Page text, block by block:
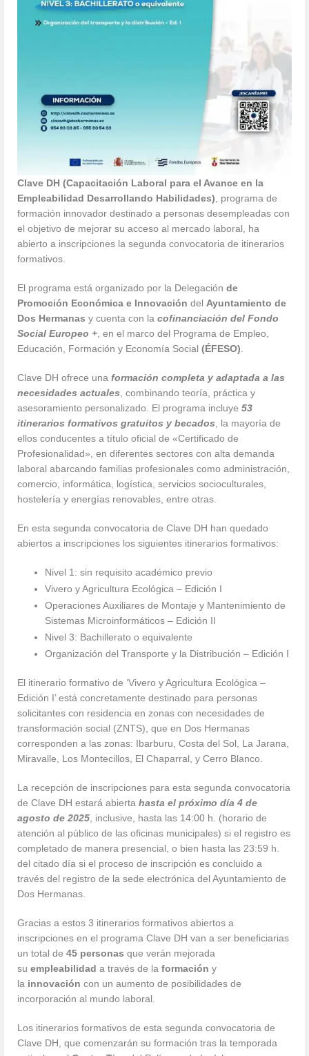
Clave DH (Capacitación Laboral para el Avance en la
Empleabilidad Desarrollando Habilidades) , programa de
formación innovador destinado a personas desempleadas con
el objetivo de mejorar su acceso al mercado laboral, ha
abierto a inscripciones la segunda convocatoria de itinerarios
formativos.
El programa está organizado por la Delegación de
Promoción Económica e Innovacióndel Ayuntamiento de
Dos Hermanas y cuenta con lacofinanciación del Fondo
Social Europeo + , en el marco del Programa de Empleo,
Educación, Formación y Economía Social(ÉFESO)
Clave DH ofrece unaformación completa y adaptada a las
necesidades actuales , combinando teoría, práctica y
asesoramiento personalizado. El programa incluye53
itinerarios formativos gratuitos y becados , la mayoría de
ellos conducentes a título oficial de «Certificado de
Profesionalidad», en diferentes sectores con alta demanda
laboral abarcando familias profesionales como administración,
comercio, informática, logística, servicios socioculturales,
hostelería y energías renovables, entre otras.
En esta segunda convocatoria de Clave DH han quedado
abiertos a inscripciones los siguientes itinerarios formativos:
Nivel 1: sin requisito académico previo
Vivero y Agricultura Ecológica – Edición I
Operaciones Auxiliares de Montaje y Mantenimiento de
Sistemas Microinformáticos – Edición II
Nivel 3: Bachillerato o equivalente
Organización del Transporte y la Distribución – Edición I
El itinerario formativo de ‘Vivero y Agricultura Ecológica –
Edición I’ está concretamente destinado para personas
solicitantes con residencia en zonas con necesidades de
transformación social (ZNTS), que en Dos Hermanas
corresponden a las zonas: Ibarburu, Costa del Sol, La Jarana,
Miravalle, Los Montecillos, El Chaparral, y Cerro Blanco.
La recepción de inscripciones para esta segunda convocatoria
de Clave DH estará abiertahasta el próximo día 4 de
agosto de 2025 , inclusive, hasta las 14:00 h. (horario de
atención al público de las oficinas municipales) si el registro es
completado de manera presencial, o bien hasta las 23:59 h.
del citado día si el proceso de inscripción es concluido a
través del registro de la sede electrónica del Ayuntamiento de
Dos Hermanas.
Gracias a estos 3 itinerarios formativos abiertos a
inscripciones en el programa Clave DH van a ser beneficiarias
un total de45 personas que verán mejorada
suempleabilidada través de laformacióny
la innovacióncon un aumento de posibilidades de
incorporación al mundo laboral.
Los itinerarios formativos de esta segunda convocatoria de
Clave DH, que comenzarán su formación tras la temporada